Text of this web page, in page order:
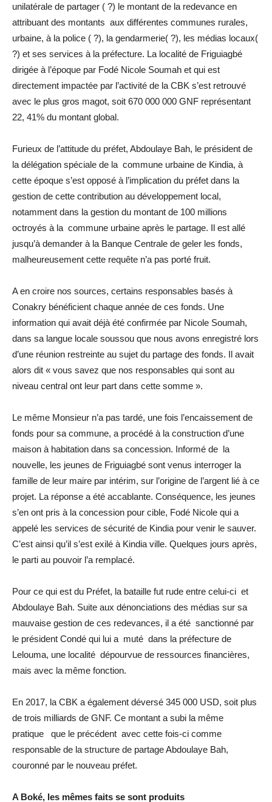
unilatérale de partager ( ?) le montant de la redevance en
attribuant des montants aux différentes communes rurales,
urbaine, à la police ( ?), la gendarmerie( ?), les médias locaux(
?) et ses services à la préfecture. La localité de Friguiagbé
dirigée à l’époque par Fodé Nicole Soumah et qui est
directement impactée par l’activité de la CBK s’est retrouvé
avec le plus gros magot, soit 670 000 000 GNF représentant
22, 41% du montant global.
Furieux de l’attitude du préfet, Abdoulaye Bah, le président de
la délégation spéciale de la commune urbaine de Kindia, à
cette époque s’est opposé à l’implication du préfet dans la
gestion de cette contribution au développement local,
notamment dans la gestion du montant de 100 millions
octroyés à la commune urbaine après le partage. Il est allé
jusqu’à demander à la Banque Centrale de geler les fonds,
malheureusement cette requête n’a pas porté fruit.
A en croire nos sources, certains responsables basés à
Conakry bénéficient chaque année de ces fonds. Une
information qui avait déjà été confirmée par Nicole Soumah,
dans sa langue locale soussou que nous avons enregistré lors
d’une réunion restreinte au sujet du partage des fonds. Il avait
alors dit « vous savez que nos responsables qui sont au
niveau central ont leur part dans cette somme ».
Le même Monsieur n’a pas tardé, une fois l’encaissement de
fonds pour sa commune, a procédé à la construction d’une
maison à habitation dans sa concession. Informé de la
nouvelle, les jeunes de Friguiagbé sont venus interroger la
famille de leur maire par intérim, sur l’origine de l’argent lié à ce
projet. La réponse a été accablante. Conséquence, les jeunes
s’en ont pris à la concession pour cible, Fodé Nicole qui a
appelé les services de sécurité de Kindia pour venir le sauver.
C’est ainsi qu’il s’est exilé à Kindia ville. Quelques jours après,
le parti au pouvoir l’a remplacé.
Pour ce qui est du Préfet, la bataille fut rude entre celui-ci et
Abdoulaye Bah. Suite aux dénonciations des médias sur sa
mauvaise gestion de ces redevances, il a été sanctionné par
le président Condé qui lui a muté dans la préfecture de
Lelouma, une localité dépourvue de ressources financières,
mais avec la même fonction.
En 2017, la CBK a également déversé 345 000 USD, soit plus
de trois milliards de GNF. Ce montant a subi la même
pratique que le précédent avec cette fois-ci comme
responsable de la structure de partage Abdoulaye Bah,
couronné par le nouveau préfet.
A Boké, les mêmes faits se sont produits